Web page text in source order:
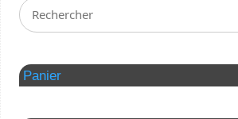
Panier